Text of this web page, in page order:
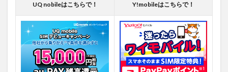
UQ nobileはこちらで！ Y!mobileはこちらで！